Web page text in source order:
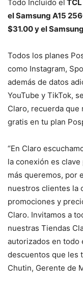
Todo Incluido el
el Samsung A15
$31.00 y el
Todos los planes
como Instagram,
además de datos
YouTube y TikTok,
Claro, recuerda
gratis en tu plan
“En Claro
la conexión es
más queremos, por
nuestros clientes la
promociones y
Claro. Invitamos a
nuestras Tiendas
autorizados en todo
descuentos que les
Chutin, Gerente de